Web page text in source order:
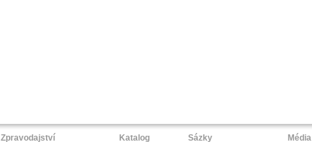
Zpravodajství Katalog Sázky Média